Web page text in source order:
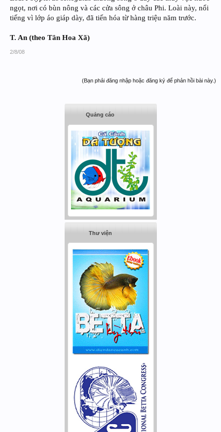
ngọt, nơi có bùn nông và các cửa sông ở châu Phi. Loài này, nổi
tiếng vì lớp áo giáp dày, đã tiến hóa từ hàng triệu năm trước.
T. An (theo Tân Hoa Xã)
2/8/08
(Bạn phải đăng nhập hoặc đăng ký để phản hồi bài này.)
Quảng cáo
Thư viện